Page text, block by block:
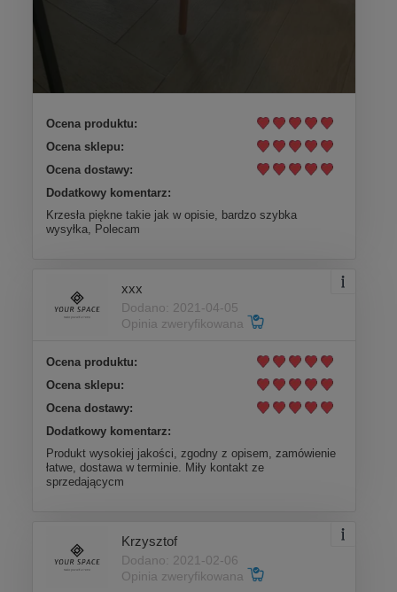
Ocena produktu:
Ocena sklepu:
Ocena dostawy:
Dodatkowy komentarz:
Krzesła piękne takie jak w opisie, bardzo szybka
wysyłka, Polecam
xxx
Dodano: 2021-04-05
Opinia zweryfikowana
Ocena produktu:
Ocena sklepu:
Ocena dostawy:
Dodatkowy komentarz:
Produkt wysokiej jakości, zgodny z opisem, zamówienie
łatwe, dostawa w terminie. Miły kontakt ze
sprzedającycm
Krzysztof
Dodano: 2021-02-06
Opinia zweryfikowana